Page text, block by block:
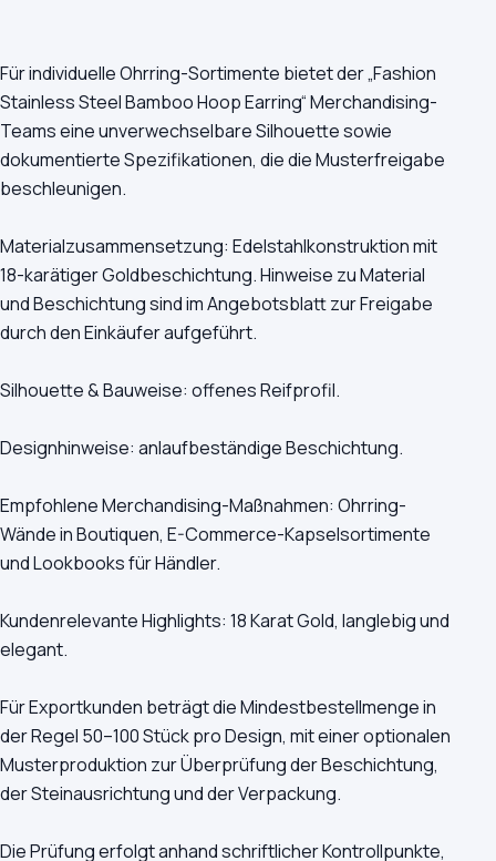
Für individuelle Ohrring-Sortimente bietet der „Fashion
Stainless Steel Bamboo Hoop Earring“ Merchandising-
Teams eine unverwechselbare Silhouette sowie
dokumentierte Spezifikationen, die die Musterfreigabe
beschleunigen.
Materialzusammensetzung: Edelstahlkonstruktion mit
18-karätiger Goldbeschichtung. Hinweise zu Material
und Beschichtung sind im Angebotsblatt zur Freigabe
durch den Einkäufer aufgeführt.
Silhouette & Bauweise: offenes Reifprofil.
Designhinweise: anlaufbeständige Beschichtung.
Empfohlene Merchandising-Maßnahmen: Ohrring-
Wände in Boutiquen, E-Commerce-Kapselsortimente
und Lookbooks für Händler.
Kundenrelevante Highlights: 18 Karat Gold, langlebig und
elegant.
Für Exportkunden beträgt die Mindestbestellmenge in
der Regel 50–100 Stück pro Design, mit einer optionalen
Musterproduktion zur Überprüfung der Beschichtung,
der Steinausrichtung und der Verpackung.
Die Prüfung erfolgt anhand schriftlicher Kontrollpunkte,